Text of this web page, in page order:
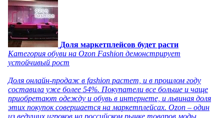
Доля маркетплейсов будет расти
Категория обуви на Ozon Fashion демонстрирует
устойчивый рост
Доля онлайн-продаж в fashion растет, и в прошлом году
составила уже более 54%. Покупатели все больше и чаще
приобретают одежду и обувь в интернете, и львиная доля
этих покупок совершается на маркетплейсах. Ozon – один
из ведущих игроков на российском рынке товаров моды,